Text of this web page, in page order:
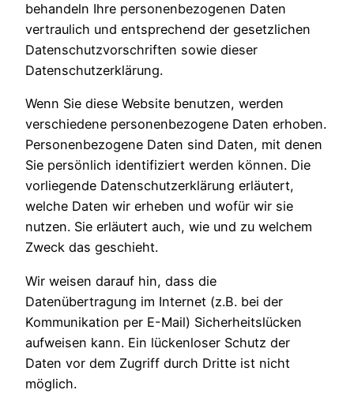
behandeln Ihre personenbezogenen Daten
vertraulich und entsprechend der gesetzlichen
Datenschutzvorschriften sowie dieser
Datenschutzerklärung.
Wenn Sie diese Website benutzen, werden
verschiedene personenbezogene Daten erhoben.
Personenbezogene Daten sind Daten, mit denen
Sie persönlich identifiziert werden können. Die
vorliegende Datenschutzerklärung erläutert,
welche Daten wir erheben und wofür wir sie
nutzen. Sie erläutert auch, wie und zu welchem
Zweck das geschieht.
Wir weisen darauf hin, dass die
Datenübertragung im Internet (z.B. bei der
Kommunikation per E-Mail) Sicherheitslücken
aufweisen kann. Ein lückenloser Schutz der
Daten vor dem Zugriff durch Dritte ist nicht
möglich.